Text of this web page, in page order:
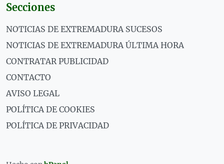
Secciones
NOTICIAS DE EXTREMADURA SUCESOS
NOTICIAS DE EXTREMADURA ÚLTIMA HORA
CONTRATAR PUBLICIDAD
CONTACTO
AVISO LEGAL
POLÍTICA DE COOKIES
POLÍTICA DE PRIVACIDAD